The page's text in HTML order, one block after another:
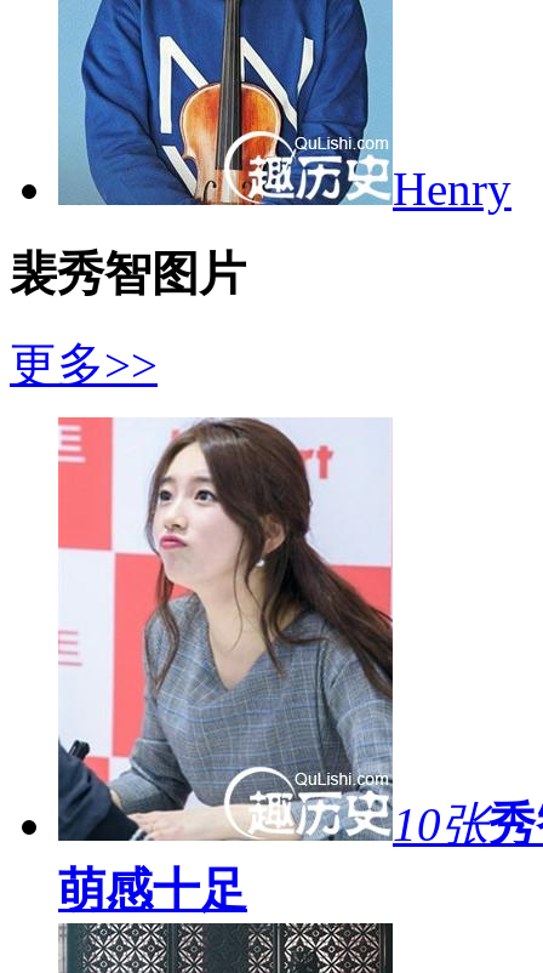
Henry
裴秀智图片
更多>>
10张
萌感十足